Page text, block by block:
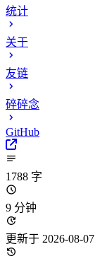
统计
关于
友链
碎碎念
GitHub
1788 字
9 分钟
更新于 2026-08-07